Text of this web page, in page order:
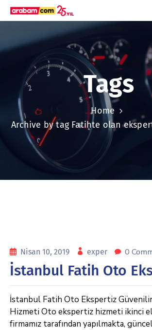
Tags
Home
Archive by tag Fatihte olan
Nisan 10, 2019 exper 0
İstanbul Fatih Oto
İstanbul Fatih Oto Ekspertiz
Hizmeti Oto ekspertiz hizmeti ikinci
firmamız tarafından yapılmakta,